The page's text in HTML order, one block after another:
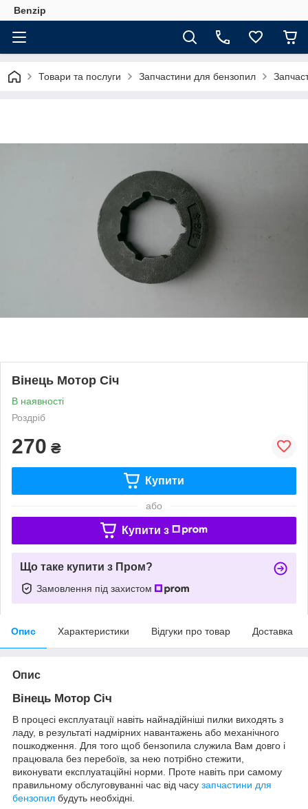
Benzip
Товари та послуги Запчастини для бензопил
Вінець Мотор Січ
В наявності
Роздріб
270 ₴
Купити
або
Купити з
Що таке купити з Пром?
Замовлення під захистом
Опис Характеристики Відгуки про товар Доставка
Опис
Вінець Мотор Січ
В процесі експлуатації навіть найнадійніші пилки виходять з
ладу, в результаті надмірних навантажень або механічного
пошкодження. Для того щоб бензопила служила Вам довго і
працювала без перебоїв, за нею потрібно стежити,
виконувати експлуатаційні норми. Проте навіть при самому
правильному обслуговуванні час від часу запчастини для
бензопил будуть необхідні.